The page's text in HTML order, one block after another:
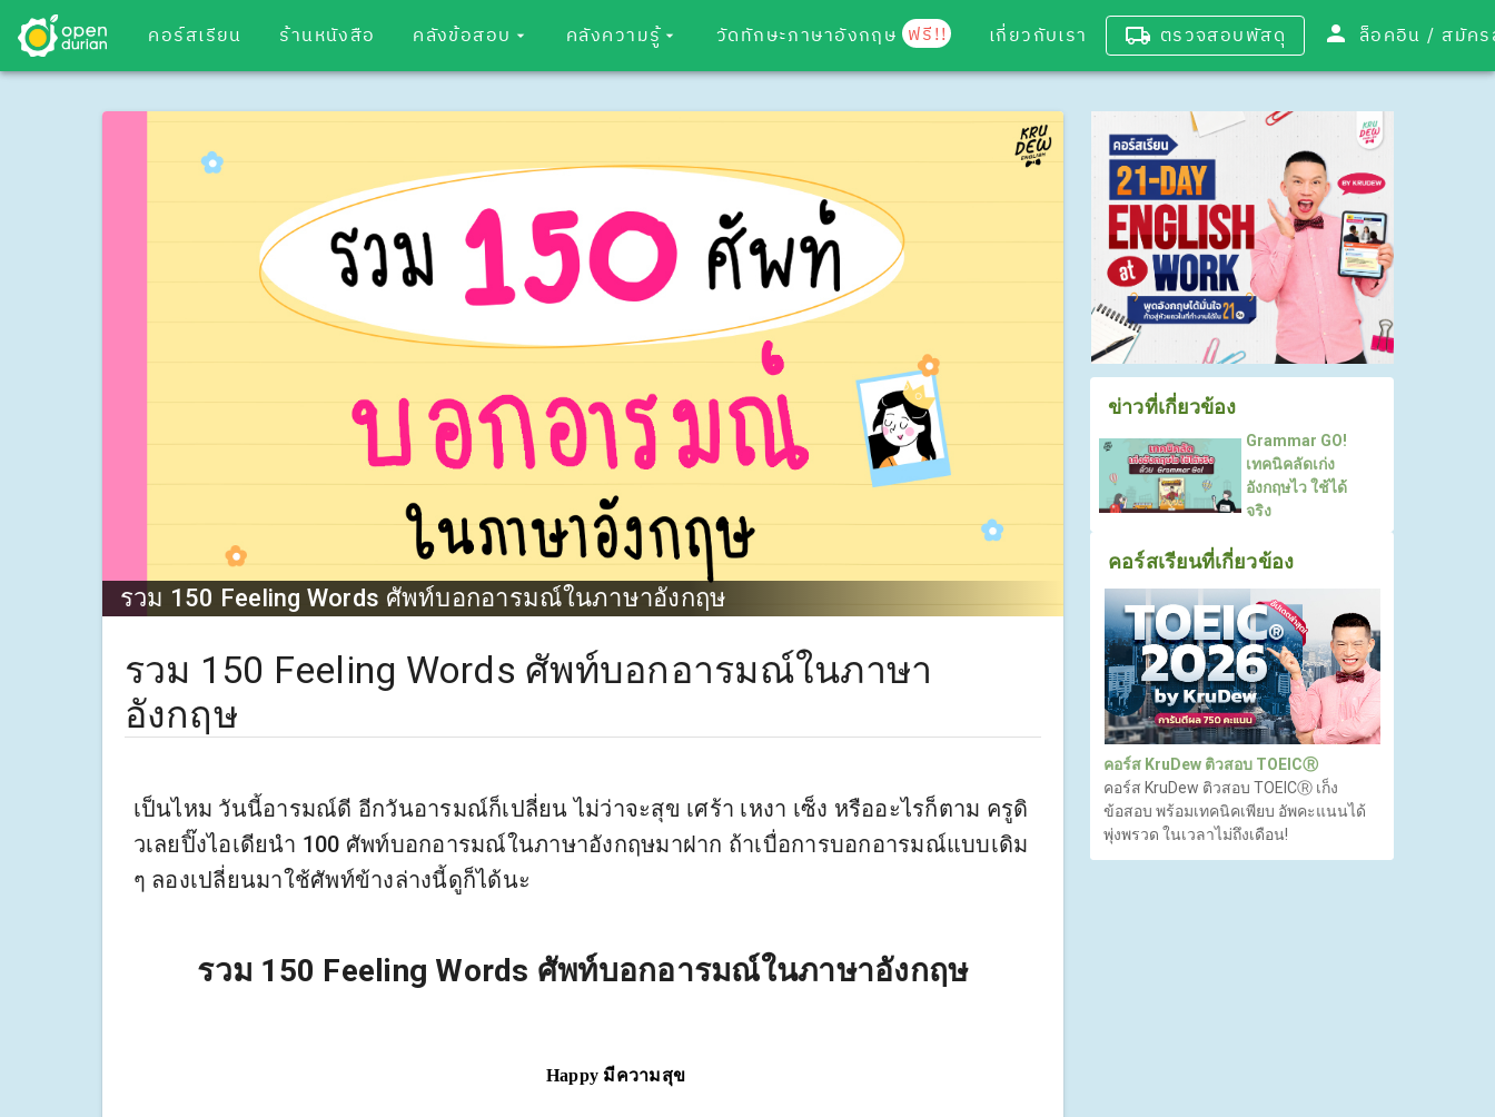
คอร์สเรียน ร้านหนังสือ คลังข้อสอบ คลังความรู้ วัดทักษะภาษาอังกฤษ ฟรี!! เกี่ยวกับเรา ตรวจสอบพัสดุ ล็อคอิน /
รวม 150 Feeling Words ศัพท์บอกอารมณ์ในภาษาอังกฤษ
รวม 150 Feeling Words ศัพท์บอกอารมณ์ในภาษา
อังกฤษ
เป็นไหม วันนี้อารมณ์ดี อีกวันอารมณ์ก็เปลี่ยน ไม่ว่าจะสุข เศร้า เหงา เซ็ง หรืออะไรก็ตาม ครูดิ
วเลยปิ๊งไอเดียนำ 100 ศัพท์บอกอารมณ์ในภาษาอังกฤษมาฝาก ถ้าเบื่อการบอกอารมณ์แบบเดิม
ๆ ลองเปลี่ยนมาใช้ศัพท์ข้างล่างนี้ดูก็ได้นะ
รวม 150 Feeling Words ศัพท์บอกอารมณ์ในภาษาอังกฤษ
Happy มีความสุข
ข่าวที่เกี่ยวข้อง
Grammar GO!
เทคนิคลัดเก่ง
อังกฤษไว ใช้ได้
จริง
คอร์สเรียนที่เกี่ยวข้อง
คอร์ส KruDew ติวสอบ TOEICⓇ
คอร์ส KruDew ติวสอบ TOEICⓇ เก็ง
ข้อสอบ พร้อมเทคนิคเพียบ อัพคะแนนได้
พุ่งพรวด ในเวลาไม่ถึงเดือน!